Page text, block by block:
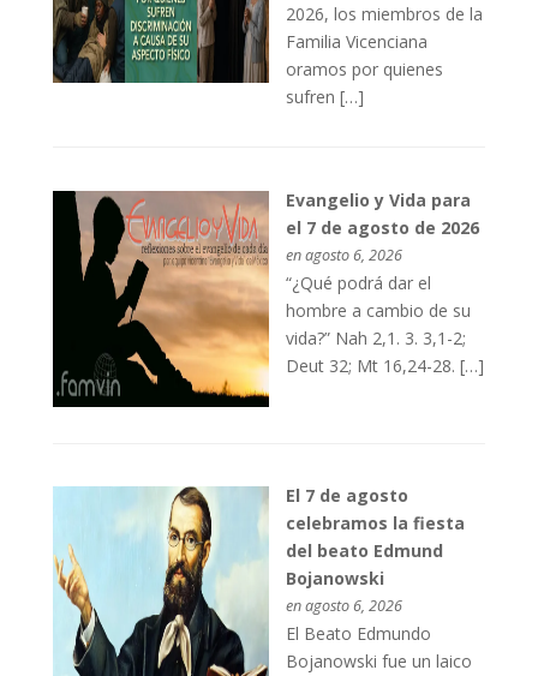
2026, los miembros de la
Familia Vicenciana
oramos por quienes
sufren […]
Evangelio y Vida para
el 7 de agosto de 2026
en agosto 6, 2026
“¿Qué podrá dar el
hombre a cambio de su
vida?” Nah 2,1. 3. 3,1-2;
Deut 32; Mt 16,24-28. […]
El 7 de agosto
celebramos la fiesta
del beato Edmund
Bojanowski
en agosto 6, 2026
El Beato Edmundo
Bojanowski fue un laico